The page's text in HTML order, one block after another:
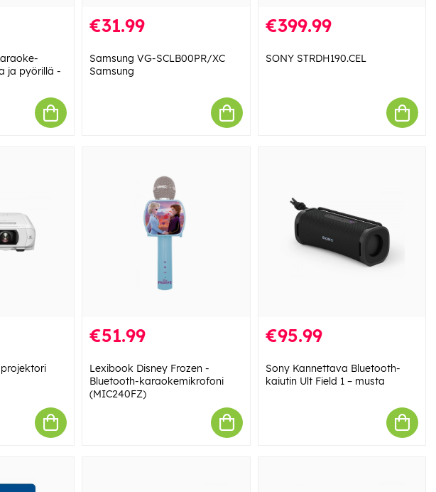
ja pyörillä -
€31.99
Samsung VG-SCLB00PR/XC
Samsung
€399.99
SONY STRDH190.CEL
€51.99
Lexibook Disney Frozen -
Bluetooth-karaokemikrofoni
(MIC240FZ)
€95.99
Sony Kannettava Bluetooth-
kaiutin Ult Field 1 – musta